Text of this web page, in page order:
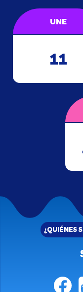
UNE
11
¿QUIÉNES